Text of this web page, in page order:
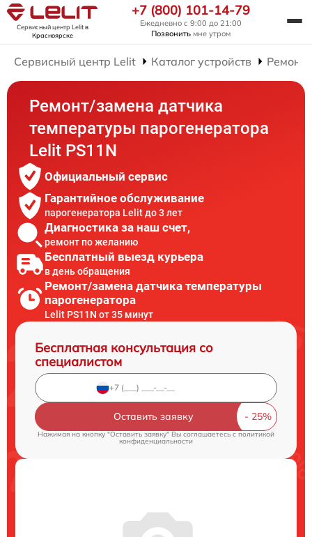
Сервисный центр Lelitв
Красноярске
+7 (800) 101-14-79
Ежедневно с 9:00 до 21:00
Позвонить мне утром
Сервисный центр Lelit Каталог устройств Ремонт
Ремонт/замена датчика
температуры парогенератора
Lelit PS11N
Официальный сервис
Гарантийное обслуживание
парогенератора Lelit до 3 лет
Диагностика за наш счет,
ремонт по желанию
Бесплатный выезд курьера
в день обращения
Ремонт/замена датчика температуры
парогенератора
Lelit PS11N от 35 минут
Бесплатная консультация со
специалистом
Оставить заявку
Нажимая на кнопку "Оставить заявку" Вы соглашаетесь cполитикой
конфиденциальности